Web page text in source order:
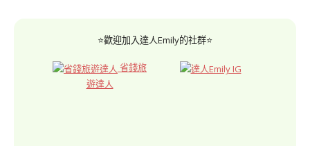
⭐歡迎加入達人Emily的社群⭐
省錢旅
遊達人